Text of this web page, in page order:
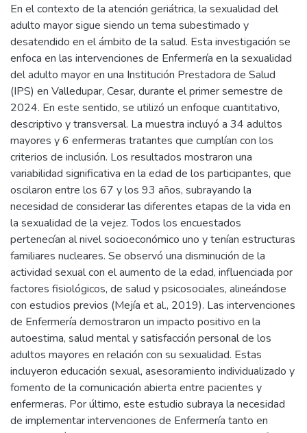
En el contexto de la atención geriátrica, la sexualidad del
adulto mayor sigue siendo un tema subestimado y
desatendido en el ámbito de la salud. Esta investigación se
enfoca en las intervenciones de Enfermería en la sexualidad
del adulto mayor en una Institución Prestadora de Salud
(IPS) en Valledupar, Cesar, durante el primer semestre de
2024. En este sentido, se utilizó un enfoque cuantitativo,
descriptivo y transversal. La muestra incluyó a 34 adultos
mayores y 6 enfermeras tratantes que cumplían con los
criterios de inclusión. Los resultados mostraron una
variabilidad significativa en la edad de los participantes, que
oscilaron entre los 67 y los 93 años, subrayando la
necesidad de considerar las diferentes etapas de la vida en
la sexualidad de la vejez. Todos los encuestados
pertenecían al nivel socioeconómico uno y tenían estructuras
familiares nucleares. Se observó una disminución de la
actividad sexual con el aumento de la edad, influenciada por
factores fisiológicos, de salud y psicosociales, alineándose
con estudios previos (Mejía et al., 2019). Las intervenciones
de Enfermería demostraron un impacto positivo en la
autoestima, salud mental y satisfacción personal de los
adultos mayores en relación con su sexualidad. Estas
incluyeron educación sexual, asesoramiento individualizado y
fomento de la comunicación abierta entre pacientes y
enfermeras. Por último, este estudio subraya la necesidad
de implementar intervenciones de Enfermería tanto en